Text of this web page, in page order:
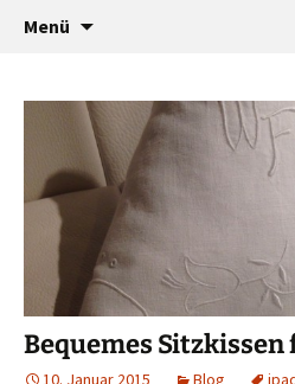
baumann-
…a designers world
Menü
Bequemes Sitzkissen
10. Januar 2015 Blog